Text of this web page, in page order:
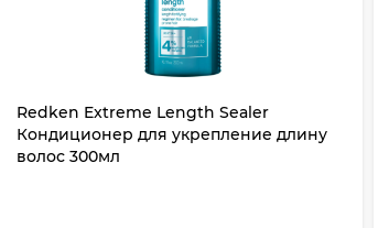
Redken Extreme Length Sealer
Кондиционер для укрепление длину
волос 300мл